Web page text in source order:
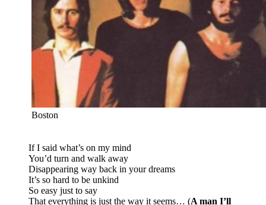
Boston
If I said what’s on my mind
You’d turn and walk away
Disappearing way back in your dreams
It’s so hard to be unkind
So easy just to say
That everything is just the way it seems… (A man I’ll